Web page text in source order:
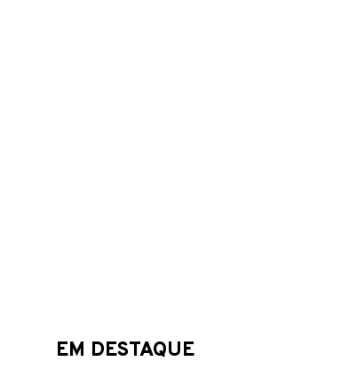
EM DESTAQUE